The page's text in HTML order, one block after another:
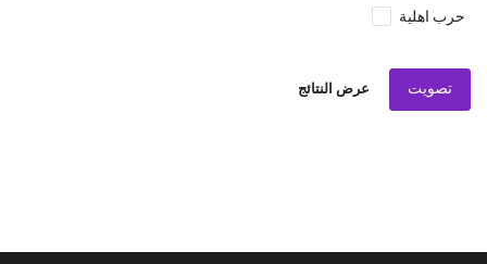
حرب اهلية
تصويت عرض النتائج